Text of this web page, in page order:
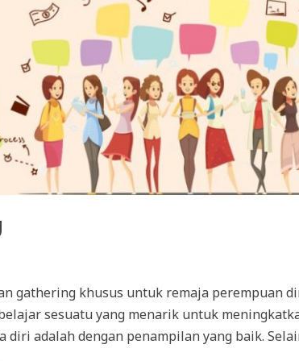
gathering khusus untuk remaja perempuan
sesuatu yang menarik untuk
diri adalah dengan penampilan yang baik.